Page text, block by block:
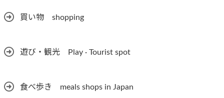
買い物 shopping
遊び・観光 Play · Tourist spot
食べ歩き meals shops in Japan